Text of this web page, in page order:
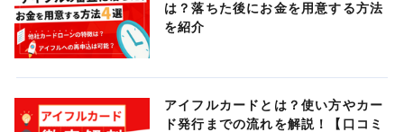
は？落ちた後にお金を用意する方法
を紹介
アイフルカードとは？使い方やカー
ド発行までの流れを解説！【口コミ